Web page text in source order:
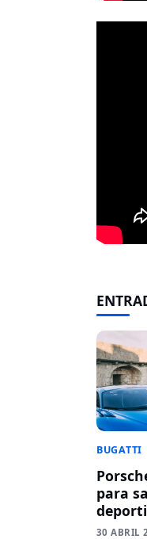
BUGATTI
para
30 ABRIL